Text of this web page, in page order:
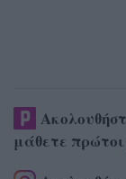
μάθετε πρώτοι